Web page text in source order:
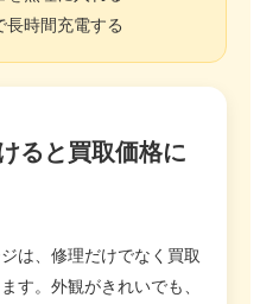
長時間充電する
ると買取価格に
は、修理だけでなく買取
す。外観がきれいでも、